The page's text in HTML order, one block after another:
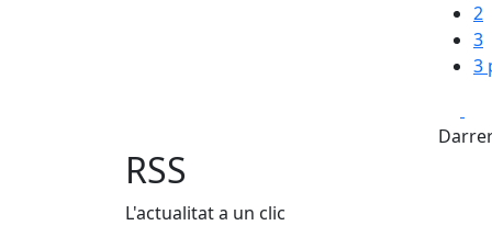
2
3
3
RSS
L'actualitat a un clic